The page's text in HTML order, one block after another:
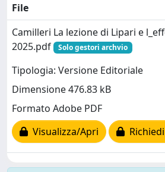
File
Camilleri La lezione di Lipari e
2025.pdf
Solo gestori archvio
Tipologia: Versione Editoriale
Dimensione 476.83 kB
Formato Adobe PDF
Visualizza/Apri